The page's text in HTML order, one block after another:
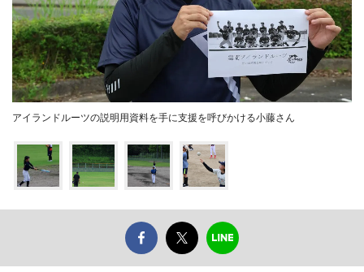
アイランドルーツの説明用資料を手に支援を呼びかける小藤さん